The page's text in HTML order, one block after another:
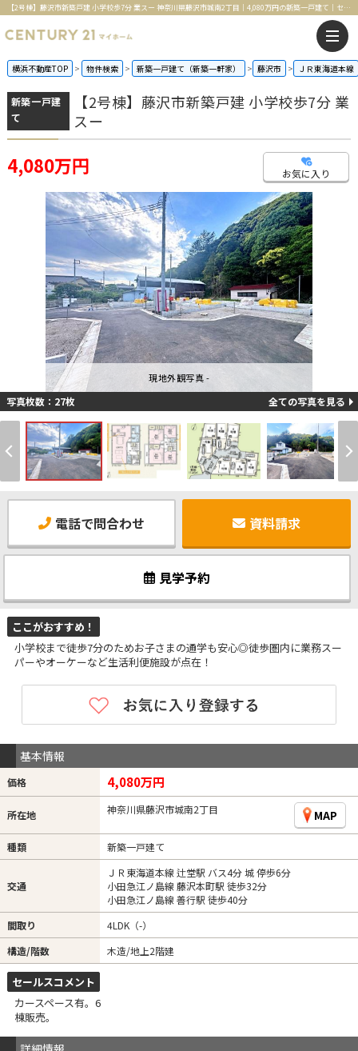
【2号棟】藤沢市新築戸建 小学校歩7分 業スー 神奈川県藤沢市城南2丁目｜4,080万円の新築一戸建て｜センチュリー21マイホーム
横浜不動産TOP 物件検索 新築一戸建て（新築一軒家） 藤沢市 ＪＲ東海道本線
新築一戸建
て
【2号棟】藤沢市新築戸建 小学校歩7分 業
スー
4,080万円 お気に入り
現地外観写真 -
写真枚数：27枚 全ての写真を見る
電話で問合わせ 資料請求
見学予約
ここがおすすめ！
小学校まで徒歩7分のためお子さまの通学も安心◎徒歩圏内に業務スー
パーやオーケーなど生活利便施設が点在！
基本情報
価格 4,080万円
所在地 神奈川県藤沢市城南2丁目 MAP
種類 新築一戸建て
交通
ＪＲ東海道本線 辻堂駅 バス4分 城 停歩6分
小田急江ノ島線 藤沢本町駅 徒歩32分
小田急江ノ島線 善行駅 徒歩40分
間取り
4LDK（-）
構造/階数
木造/地上2階建
セールスコメント
カースペース有。6
棟販売。